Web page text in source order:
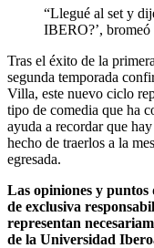
“Llegué al set y
IBERO?’, bromeó
Tras el éxito de la
segunda temporada
Villa, este nuevo ciclo
tipo de comedia que ha
ayuda a recordar que
hecho de traerlos a la
egresada.
Las opiniones y puntos
de exclusiva
representan
de la Universidad